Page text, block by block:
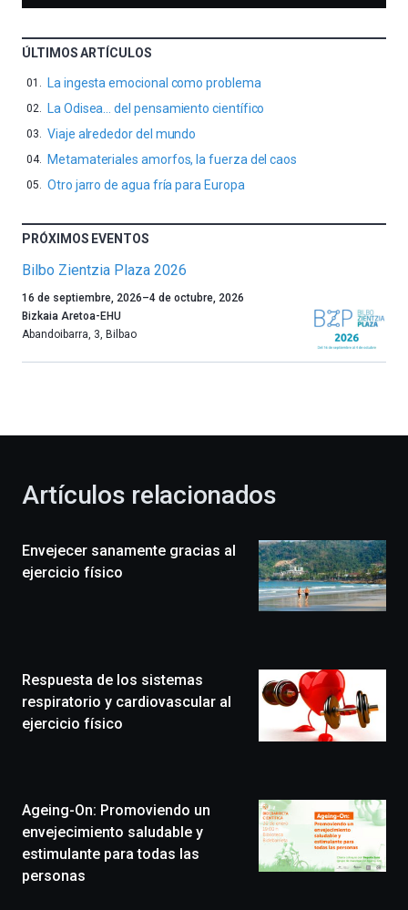
ÚLTIMOS ARTÍCULOS
La ingesta emocional como problema
La Odisea… del pensamiento científico
Viaje alrededor del mundo
Metamateriales amorfos, la fuerza del caos
Otro jarro de agua fría para Europa
PRÓXIMOS EVENTOS
Bilbo Zientzia Plaza 2026
Un
año
más,
celebración
novena
edición
un
festival
que
llenará
monólogos,
exposiciones,
conferencias,
docufórums
y
16 de septiembre, 2026–4 de octubre, 2026
Bizkaia Aretoa-EHU
Abandoibarra, 3 Bilbao
Artículos relacionados
Envejecer sanamente gracias al
ejercicio físico
Respuesta de los sistemas
respiratorio y cardiovascular al
ejercicio físico
Ageing-On: Promoviendo un
envejecimiento saludable y
estimulante para todas las
personas